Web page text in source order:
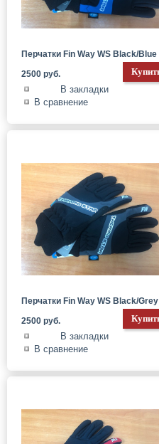
Перчатки Fin Way WS Black/Blue
2500 руб.
В закладки
В сравнение
Перчатки Fin Way WS Black/Grey
2500 руб.
В закладки
В сравнение